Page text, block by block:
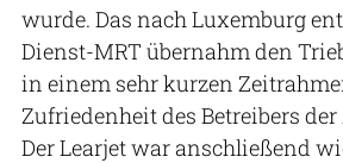
wurde. Das nach Luxemburg
Dienst-MRT übernahm den
in einem sehr kurzen
Zufriedenheit des Betreibers
Der Learjet war anschließend